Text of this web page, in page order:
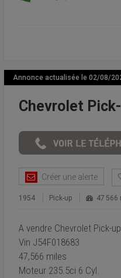
Annonce actualisée le 02/08/
Chevrolet
Créer une alerte
1954 Pick-up 47 566
A vendre Chevrolet Pick-
Vin J54F018683
47,566 miles
Moteur 235.5ci 6 Cyl.